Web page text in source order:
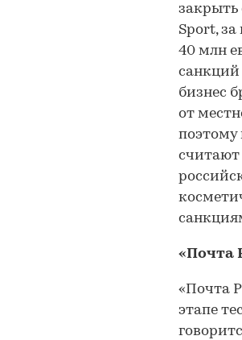
закрыть
Sport,
40 млн
санкций
бизнес
от
поэтому
считают
«Почта
«Почта
этапе